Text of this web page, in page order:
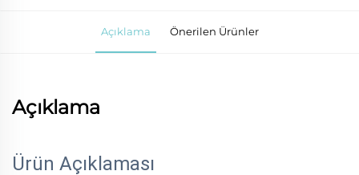
Açıklama Önerilen Ürünler
Açıklama
Ürün Açıklaması